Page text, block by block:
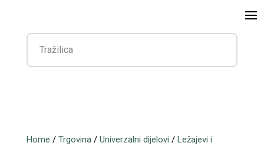
Home / Trgovina/ Univerzalni dijelovi / Ležajevi i